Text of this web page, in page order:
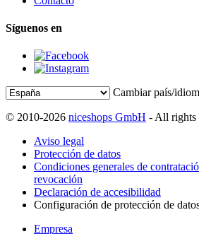
Síguenos en
Cambiar país/
© 2010-2026 niceshops GmbH - All rights
Aviso legal
Protección de datos
Condiciones generales de
revocación
Declaración de accesibilidad
Configuración de protección de
Empresa